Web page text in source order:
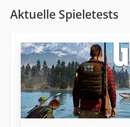
Aktuelle Spieletests